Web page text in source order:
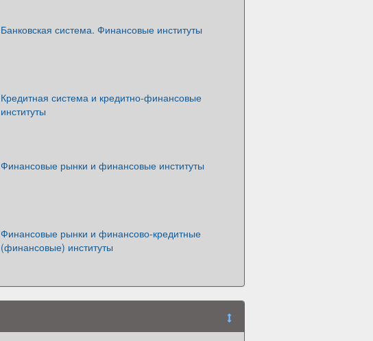
Банковская система. Финансовые институты
Кредитная система и кредитно-финансовые
институты
Финансовые рынки и финансовые институты
Финансовые рынки и финансово-кредитные
(финансовые) институты